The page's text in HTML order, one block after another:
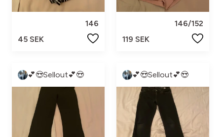
146
45 SEK
146/152
119 SEK
💕😍Sellout💕😍 💕😍Sellout💕😍